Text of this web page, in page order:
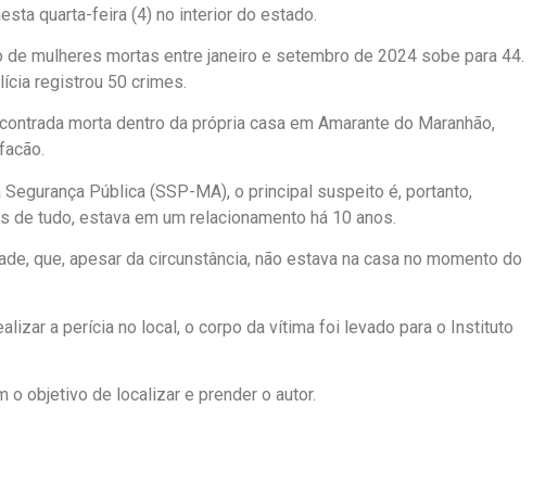
quarta-feira (4) no interior do estado.
mulheres mortas entre janeiro e setembro de 2024 sobe para 44.
registrou 50 crimes.
morta dentro da própria casa em Amarante do Maranhão,
Pública (SSP-MA), o principal suspeito é, portanto,
de tudo, estava em um relacionamento há 10 anos.
que, apesar da circunstância, não estava na casa no momento do
a perícia no local, o corpo da vítima foi levado para o Instituto
objetivo de localizar e prender o autor.